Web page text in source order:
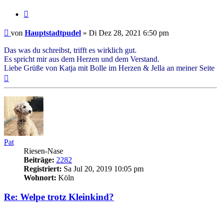
Beitrag
von Hauptstadtpudel » Di Dez 28, 2021 6:50 pm
Das was du schreibst, trifft es wirklich gut.
Es spricht mir aus dem Herzen und dem Verstand.
Liebe Grüße von Katja mit Bolle im Herzen & Jella an meiner Seite
Pat
Riesen-Nase
Beiträge: 2282
Registriert: Sa Jul 20, 2019 10:05 pm
Wohnort: Köln
Re: Welpe trotz Kleinkind?